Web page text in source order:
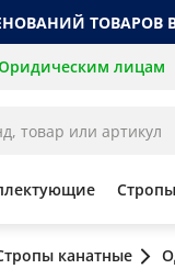
лицам
Стропы
канатные